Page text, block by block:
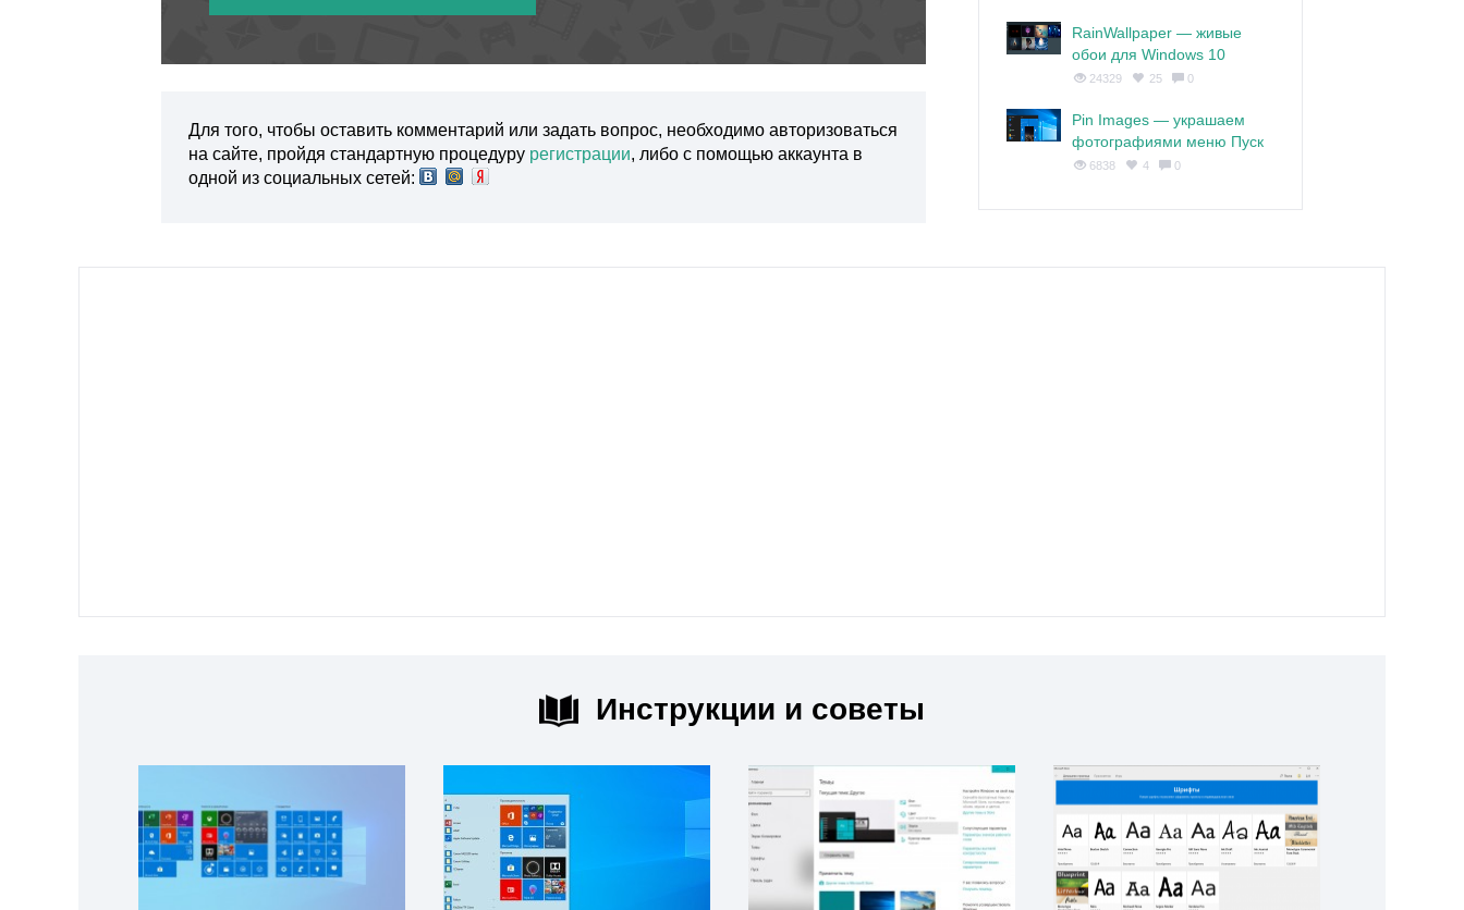
Для того, чтобы оставить комментарий или задать вопрос, необходимо авторизоваться
на сайте, пройдя стандартную процедуру регистрации, либо с помощью аккаунта в
одной из социальных сетей:
RainWallpaper — живые
обои для Windows 10
24329 25 0
Pin Images — украшаем
фотографиями меню Пуск
6838 4 0
Инструкции и советы